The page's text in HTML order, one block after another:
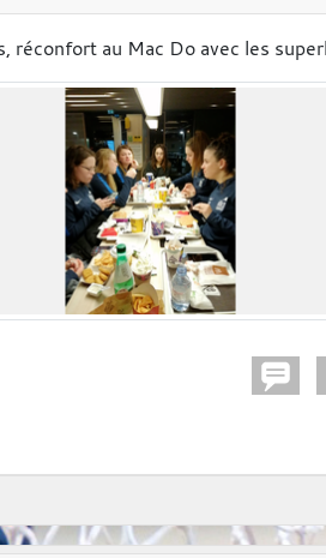
au Mac Do avec les